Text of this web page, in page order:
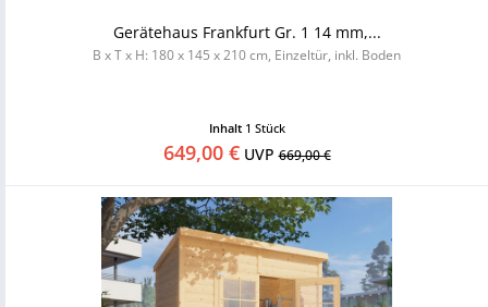
Gerätehaus Frankfurt Gr. 1 14 mm,...
B x T x H: 180 x 145 x 210 cm, Einzeltür, inkl. Boden
Inhalt 1 Stück
649,00 €UVP669,00 €